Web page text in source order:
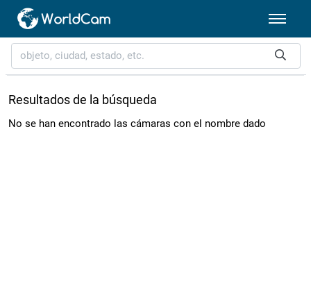
Resultados de la búsqueda
No se han encontrado las cámaras con el nombre dado